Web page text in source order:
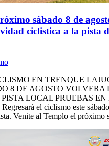
sábado 8 de
ciclistica a la pista
EN TRENQUE
8 DE AGOSTO VOLVERA
LOCAL PRUEBAS EN
el ciclismo este
Venite al Templo el próximo